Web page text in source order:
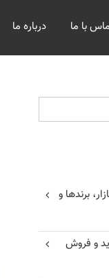
با ما درباره ما
برندها و
و فروش